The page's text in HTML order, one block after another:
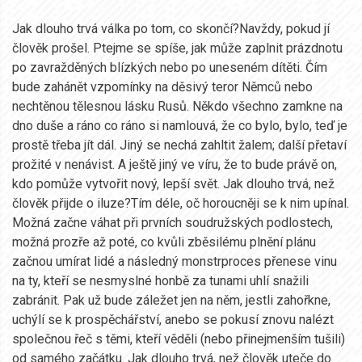
Jak dlouho trvá válka po tom, co skončí?Navždy, pokud jí
člověk prošel. Ptejme se spíše, jak může zaplnit prázdnotu
po zavražděných blízkých nebo po uneseném dítěti. Čím
bude zahánět vzpomínky na děsivý teror Němců nebo
nechtěnou tělesnou lásku Rusů. Někdo všechno zamkne na
dno duše a ráno co ráno si namlouvá, že co bylo, bylo, teď je
prostě třeba jít dál. Jiný se nechá zahltit žalem; další přetaví
prožité v nenávist. A ještě jiný ve víru, že to bude právě on,
kdo pomůže vytvořit nový, lepší svět. Jak dlouho trvá, než
člověk přijde o iluze?Tím déle, oč horoucněji se k nim upínal.
Možná začne váhat při prvních soudružských podlostech,
možná prozře až poté, co kvůli zběsilému plnění plánu
začnou umírat lidé a následný monstrproces přenese vinu
na ty, kteří se nesmyslné honbě za tunami uhlí snažili
zabránit. Pak už bude záležet jen na něm, jestli zahořkne,
uchýlí se k prospěchářství, anebo se pokusí znovu nalézt
společnou řeč s těmi, kteří věděli (nebo přinejmenším tušili)
od samého začátku. Jak dlouho trvá, než člověk uteče do